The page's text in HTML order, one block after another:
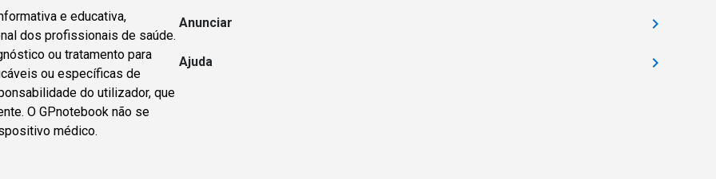
e educativa,
dos profissionais de saúde.
ou tratamento para
ou específicas de
do utilizador, que
O GPnotebook não se
médico.
Anunciar
Ajuda